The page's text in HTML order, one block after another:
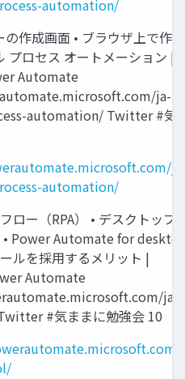
automation/
作成画面 • ブラウザ上で作成
プロセス オートメーション |
Automate
ja-
automation/ Twitter #気
automation/
ロー（RPA） • デスクトップ
• Power Automate for
ルを採用するメリット |
Automate
ja-
#気ままに勉強会 10